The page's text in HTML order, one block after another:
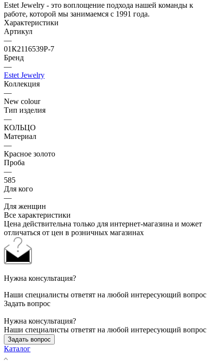
Estet Jewelry - это воплощение подхода нашей команды к
работе, которой мы занимаемся с 1991 года.
Характеристики
Артикул
—
01К2116539Р-7
Бренд
—
Estet Jewelry
Коллекция
—
New colour
Тип изделия
—
КОЛЬЦО
Материал
—
Красное золото
Проба
—
585
Для кого
—
Для женщин
Все характеристики
Цена действительна только для интернет-магазина и может
отличаться от цен в розничных магазинах
Нужна консультация?
Наши специалисты ответят на любой интересующий вопрос
Задать вопрос
Нужна консультация?
Наши специалисты ответят на любой интересующий вопрос
Задать вопрос
Каталог